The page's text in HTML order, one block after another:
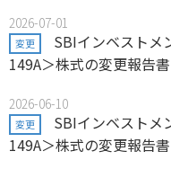
2026-07-01
変更
SBIインベストメ
149A＞株式の変更報告
2026-06-10
変更
SBIインベストメ
149A＞株式の変更報告